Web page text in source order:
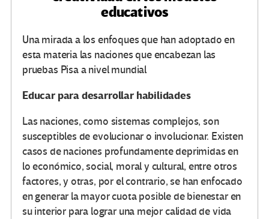
educativos
Una mirada a los enfoques que han adoptado en
esta materia las naciones que encabezan las
pruebas Pisa a nivel mundial
Educar para desarrollar habilidades
Las naciones, como sistemas complejos, son
susceptibles de evolucionar o involucionar. Existen
casos de naciones profundamente deprimidas en
lo económico, social, moral y cultural, entre otros
factores, y otras, por el contrario, se han enfocado
en generar la mayor cuota posible de bienestar en
su interior para lograr una mejor calidad de vida